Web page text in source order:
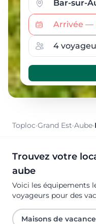
Toploc·Grand Est·Aube·
Trouvez votre
aube
Voici les équipements
voyageurs pour des
Maisons de